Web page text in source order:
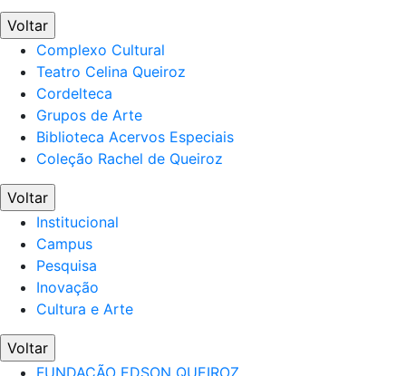
Voltar
Complexo Cultural
Teatro Celina Queiroz
Cordelteca
Grupos de Arte
Biblioteca Acervos Especiais
Coleção Rachel de Queiroz
Voltar
Institucional
Campus
Pesquisa
Inovação
Cultura e Arte
Voltar